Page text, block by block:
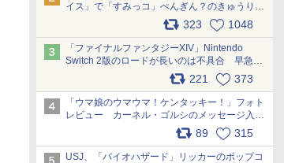
イス」で「すみっコ」ぺんぎん？のきゅうりド
ッグを食べてみた イラストそのままのメニュ
ー化に挑戦。これが意外にもおいしい
pic.x.com/Kgl04hZaeg
323 1048
「ファイナルファンタジーXIV」Nintendo
Switch 2版のロードが長いのは不具合 早急に
アップデートできるよう対応中221 373
「ウマ娘のウマウマ！ケンタッキー！」フォト
レビュー カーネル・ゴルシのメッセージ入り
パッケージや描き下ろしトレカなどが登場
89 315
USJ、「バイオハザード」リッカーのポップコ